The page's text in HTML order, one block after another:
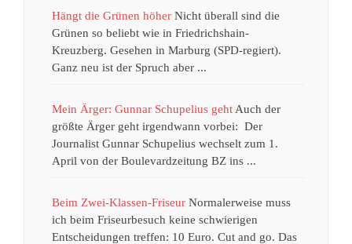
Hängt die Grünen höher Nicht überall sind die
Grünen so beliebt wie in Friedrichshain-
Kreuzberg. Gesehen in Marburg (SPD-regiert).
Ganz neu ist der Spruch aber ...
Mein Ärger: Gunnar Schupelius geht Auch der
größte Ärger geht irgendwann vorbei: Der
Journalist Gunnar Schupelius wechselt zum 1.
April von der Boulevardzeitung BZ ins ...
Beim Zwei-Klassen-Friseur Normalerweise muss
ich beim Friseurbesuch keine schwierigen
Entscheidungen treffen: 10 Euro. Cut and go. Das